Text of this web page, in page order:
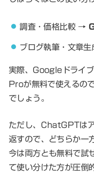
調査・価格比較 →
ブログ執筆・文章
実際、Googleドライ
Proが無料で使えるの
でしょう。
ただし、ChatGPTは
返すので、どちらか一
今は両方とも無料で試
て使い分けた方が圧倒